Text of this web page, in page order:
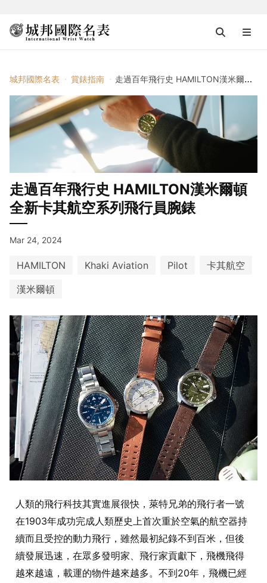
城邦國際名表 賞錶指南 走過百年飛行史 HAMILTON漢米爾頓全新卡其航空系列飛行員腕錶
走過百年飛行史 HAMILTON漢米爾頓
全新卡其航空系列飛行員腕錶
Mar 24, 2024
HAMILTON Khaki Aviation Pilot
卡其航空
漢米爾頓
人類的飛行科技其實進展很快，萊特兄弟的飛行者一號
在1903年成功完成人類歷史上首次重於空氣的航空器持
續而且受控的動力飛行，雖然最初紀錄不到百米，但後
續發展迅速，在眾多發明家、飛行家貢獻下，飛機飛得
越來越遠，載運的物件越來越多。不到20年，飛機已經